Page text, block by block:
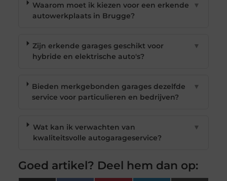
Waarom moet ik kiezen voor een erkende
autowerkplaats in Brugge?
▼
Zijn erkende garages geschikt voor
hybride en elektrische auto's?
▼
Bieden merkgebonden garages dezelfde
service voor particulieren en bedrijven?
▼
Wat kan ik verwachten van
kwaliteitsvolle autogarageservice?
▼
Goed artikel? Deel hem dan op: